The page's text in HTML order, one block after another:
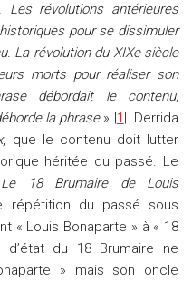
Les révolutions antérieures
pour se dissimuler
La révolution du XIXe siècle
morts pour réaliser son
débordait le contenu,
la phrase» |1 |. Derrida
, que le contenu doit lutter
héritée du passé. Le
Le 18 Brumaire de Louis
du passé sous
« Louis Bonaparte » à « 18
du 18 Brumaire ne
» mais son oncle